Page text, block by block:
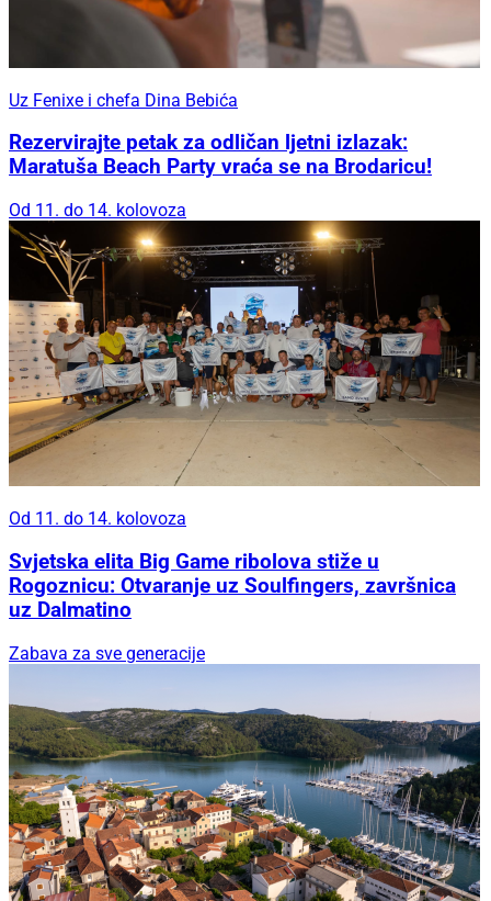
Uz Fenixe i chefa Dina Bebića
Rezervirajte petak za odličan ljetni izlazak:
Maratuša Beach Party vraća se na Brodaricu!
Od 11. do 14. kolovoza
Od 11. do 14. kolovoza
Svjetska elita Big Game ribolova stiže u
Rogoznicu: Otvaranje uz Soulfingers, završnica
uz Dalmatino
Zabava za sve generacije